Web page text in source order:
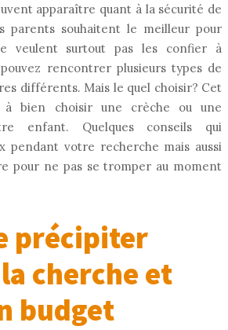
apparaître quant à la sécurité de
parents souhaitent le meilleur pour
veulent surtout pas les confier à
rencontrer plusieurs types de
différents. Mais le quel choisir? Cet
à bien choisir une crèche ou une
enfant. Quelques conseils qui
pendant votre recherche mais aussi
pour ne pas se tromper au moment
précipiter
cherche et
budget